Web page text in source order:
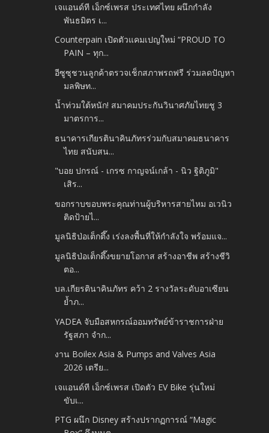
เจแอนด์ที เอ็กซ์เพรส ประเทศไทย ผนึกกำลัง
พันธมิตร เ...
Counterpain เปิดตัวแคมเปญใหม่ “PROUD TO
PAIN – ทุก...
อีซูซุชวนลูกค้าตรวจเช็กสภาพรถฟรี ร่วมลดปัญหา
มลพิษท...
น้ำท่วมใต้หนัก! สมาคมประกันวินาศภัยไทยชู 3
มาตรการ...
ธนาคารเกียรตินาคินภัทรร่วมกับสมาคมธนาคาร
ไทย สนับสน...
"บอย ปกรณ์ - เกรซ กาญจน์เกล้า - นิว ฐิติภูมิ"
เสิร...
ขอกราบขอบพระคุณท่านผู้บริหารสายไหม อเวนิว
ติดป้ายไ...
มูลนิธิป่อเต็กตึ๊ง เร่งลงพื้นที่ให้กำลังใจ พร้อมแจ...
มูลนิธิป่อเต็กตึ๊งขยายโอกาส สร้างอาชีพ สร้างชีวิ
ตอ...
บล.เกียรตินาคินภัทร คว้า 2 รางวัลระดับอาเซียน
ย้ำภ...
YADEA จับมือสหกรณ์ออมทรัพย์ข้าราชการฝ่าย
รัฐสภา จำก...
งาน Boilex Asia & Pumps and Valves Asia
2026 เตรีย...
เจแอนด์ที เอ็กซ์เพรส เปิดตัว EV Bike รุ่นใหม่
ขับเ...
PTG ผนึก Disney สร้างปรากฏการณ์ “Magic